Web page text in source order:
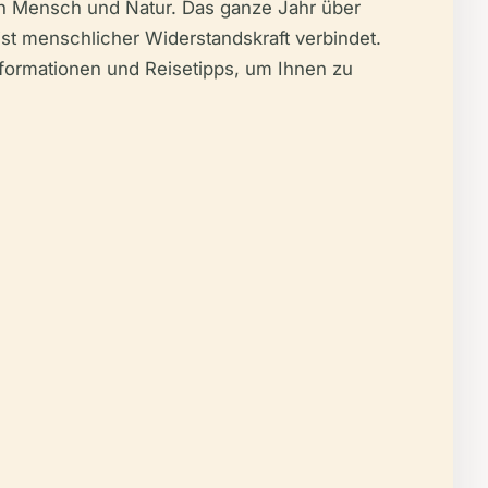
und Natur. Das ganze Jahr über
menschlicher Widerstandskraft verbindet.
und Reisetipps, um Ihnen zu